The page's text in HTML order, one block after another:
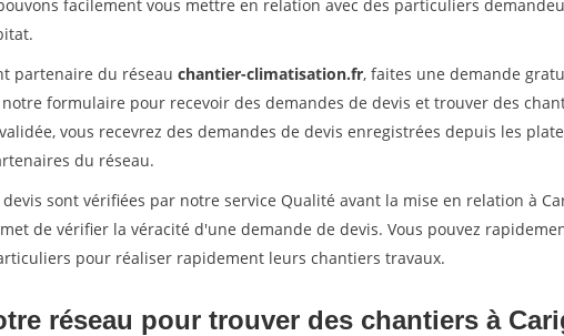
facilement vous mettre en relation avec des particuliers
partenaire du réseau chantier-climatisation.fr, faites une demande
formulaire pour recevoir des demandes de devis et trouver des
vous recevrez des demandes de devis enregistrées depuis les
du réseau.
sont vérifiées par notre service Qualité avant la mise en relation à
de vérifier la véracité d'une demande de devis. Vous pouvez
pour réaliser rapidement leurs chantiers travaux.
réseau pour trouver des chantiers à